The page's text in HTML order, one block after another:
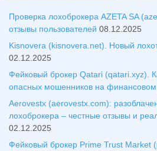
Проверка лохоброкера AZETA SA
отзывы пользователей 08.12.2025
Kisnovera (kisnovera.net). Новый
02.12.2025
Фейковый брокер Qatari (qatari.xyz).
опасных мошенников на
Aerovestx (aerovestx.com):
лохоброкера – честные отзывы и
02.12.2025
Фейковый брокер Prime Trust Market